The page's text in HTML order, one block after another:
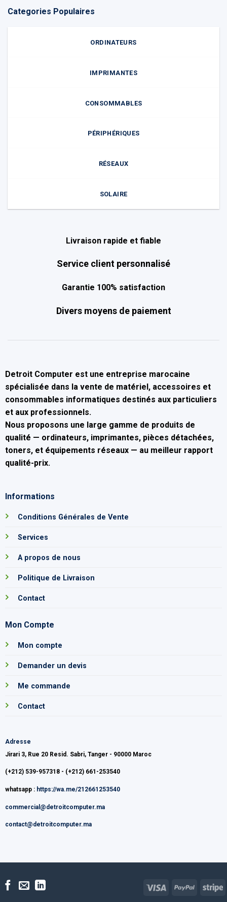
Categories Populaires
ORDINATEURS
IMPRIMANTES
CONSOMMABLES
PÉRIPHÉRIQUES
RÉSEAUX
SOLAIRE
Livraison rapide et fiable
Service client personnalisé
Garantie 100% satisfaction
Divers moyens de paiement
Detroit Computer est une entreprise marocaine
spécialisée dans la vente de matériel, accessoires et
consommables informatiques destinés aux particuliers
et aux professionnels.
Nous proposons une large gamme de produits de
qualité — ordinateurs, imprimantes, pièces détachées,
toners, et équipements réseaux — au meilleur rapport
qualité-prix.
Informations
Conditions Générales de Vente
Services
A propos de nous
Politique de Livraison
Contact
Mon Compte
Mon compte
Demander un devis
Me commande
Contact
Adresse
Jirari 3, Rue 20 Resid. Sabri, Tanger - 90000 Maroc
(+212) 539-957318 - (+212) 661-253540
whatsapp : https://wa.me/212661253540
commercial@detroitcomputer.ma
contact@detroitcomputer.ma
Visa PayPal